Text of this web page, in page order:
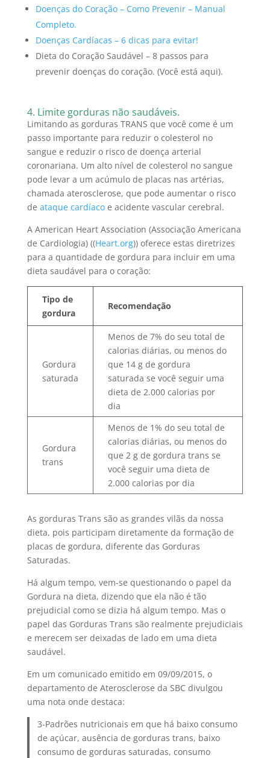
Doenças do Coração – Como Prevenir – Manual
Completo.
Doenças Cardíacas – 6 dicas para evitar!
Dieta do Coração Saudável – 8 passos para
prevenir doenças do coração. (Você está aqui).
4. Limite gorduras não saudáveis.
Limitando as gorduras TRANS que você come é um
passo importante para reduzir o colesterol no
sangue e reduzir o risco de doença arterial
coronariana. Um alto nível de colesterol no sangue
pode levar a um acúmulo de placas nas artérias,
chamada aterosclerose, que pode aumentar o risco
de ataque cardíacoe acidente vascular cerebral.
A American Heart Association (Associação Americana
de Cardiologia) ((Heart.org)) oferece estas diretrizes
para a quantidade de gordura para incluir em uma
dieta saudável para o coração:
Tipo de
gordura
Recomendação
Gordura
saturada
Menos de 7% do seu total de
calorias diárias, ou menos do
que 14 g de gordura
saturada se você seguir uma
dieta de 2.000 calorias por
dia
Gordura
trans
Menos de 1% do seu total de
calorias diárias, ou menos do
que 2 g de gordura trans se
você seguir uma dieta de
2.000 calorias por dia
As gorduras Trans são as grandes vilãs da nossa
dieta, pois participam diretamente da formação de
placas de gordura, diferente das Gorduras
Saturadas.
Há algum tempo, vem-se questionando o papel da
Gordura na dieta, dizendo que ela não é tão
prejudicial como se dizia há algum tempo. Mas o
papel das Gorduras Trans são realmente prejudiciais
e merecem ser deixadas de lado em uma dieta
saudável.
Em um comunicado emitido em 09/09/2015, o
departamento de Aterosclerose da SBC divulgou
uma nota onde destaca:
3-Padrões nutricionais em que há baixo consumo
de açúcar, ausência de gorduras trans, baixo
consumo de gorduras saturadas, consumo